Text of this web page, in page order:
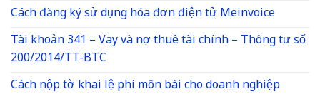
Cách đăng ký sử dụng hóa đơn điện tử Meinvoice
Tài khoản 341 – Vay và nợ thuê tài chính – Thông tư số
200/2014/TT-BTC
Cách nộp tờ khai lệ phí môn bài cho doanh nghiệp